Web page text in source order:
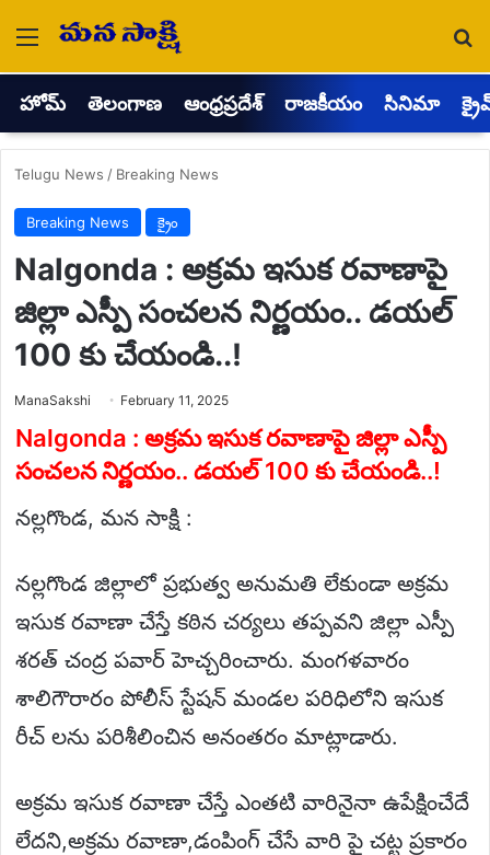
Menu
హోమ్ తెలంగాణ ఆంధ్రప్రదేశ్ రాజకీయం సినిమా
Telugu News / Breaking News
Breaking News క్రైం
Nalgonda : అక్రమ ఇసుక రవాణాపై
జిల్లా ఎస్పీ సంచలన నిర్ణయం.. డయల్
100 కు చేయండి..!
ManaSakshi Send
email
February 11, 2025
Nalgonda : అక్రమ ఇసుక రవాణాపై జిల్లా ఎస్పీ
సంచలన నిర్ణయం.. డయల్ 100 కు చేయండి..!
నల్లగొండ, మన సాక్షి :
నల్లగొండ జిల్లాలో ప్రభుత్వ అనుమతి లేకుండా అక్రమ
ఇసుక రవాణా చేస్తే కఠిన చర్యలు తప్పవని జిల్లా ఎస్పీ
శరత్ చంద్ర పవార్ హెచ్చరించారు. మంగళవారం
శాలిగౌరారం పోలీస్ స్టేషన్ మండల పరిధిలోని ఇసుక
రీచ్ లను పరిశీలించిన అనంతరం మాట్లాడారు.
అక్రమ ఇసుక రవాణా చేస్తే ఎంతటి వారినైనా ఉపేక్షించేదే
లేదని,అక్రమ రవాణా,డంపింగ్ చేసే వారి పై చట్ట ప్రకారం